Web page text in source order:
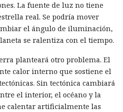
La fuente de luz no tiene
real. Se podría mover
el ángulo de iluminación,
se ralentiza con el tiempo.
planteará otro problema. El
calor interno que sostiene el
Sin tectónica cambiará
el interior, el océano y la
calentar artificialmente las